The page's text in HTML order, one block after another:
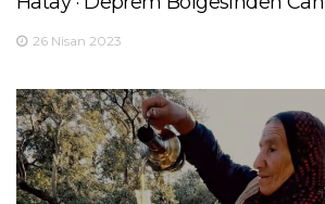
26 Nisan 2023